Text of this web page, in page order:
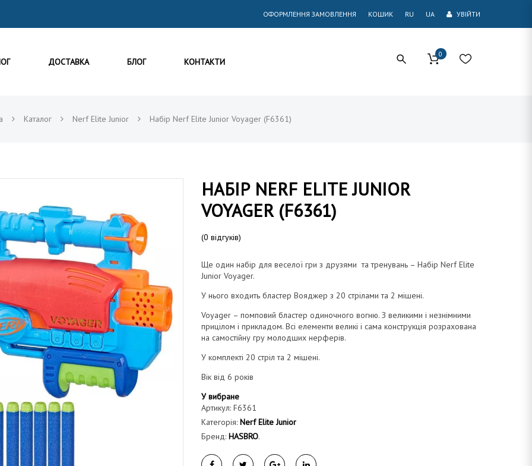
ОФОРМЛЕННЯ ЗАМОВЛЕННЯ КОШИК RU UA УВІЙТИ
ДОСТАВКА БЛОГ КОНТАКТИ
0
Каталог Nerf Elite Junior Набір Nerf Elite Junior Voyager (F6361)
НАБІР NERF ELITE JUNIOR
VOYAGER (F6361)
(0 відгуків)
Ще один набір для веселої гри з друзями та тренувань – Набір Nerf Elite
Junior Voyager.
У нього входить бластер Вояджер з 20 стрілами та 2 мішені.
Voyager – помповий бластер одиночного вогню. З великими і незнімними
прицілом і прикладом. Всі елементи великі і сама конструкція розрахована
на самостійну гру молодших нерферів.
У комплекті 20 стріл та 2 мішені.
Вік від 6 років
У вибране
Артикул: F6361
Категорія: Nerf Elite Junior
Бренд: HASBRO.